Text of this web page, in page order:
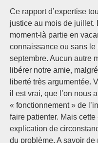
Ce rapport d’expertise
justice au mois de juillet.
moment-là partie en
connaissance ou sans le
septembre. Aucun autre
libérer notre amie,
liberté très argumentée.
il est vrai, que l’on nous
« fonctionnement » de
faire patienter. Mais cette
explication de
du problème. A savoir